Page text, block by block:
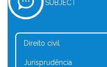
SUBJECT
Direito civil
Jurisprudência